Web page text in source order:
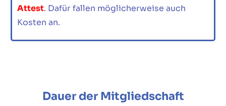
Attest. Dafür fallen möglicherweise auch
Kosten an.
Dauer der Mitgliedschaft